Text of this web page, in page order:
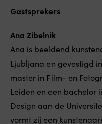
Gastsprekers
Ana Zibelnik
Ana is beeldend
Ljubljana en gevestigd
master in Film- en
Leiden en een bachelor
Design aan de
vormt zij een